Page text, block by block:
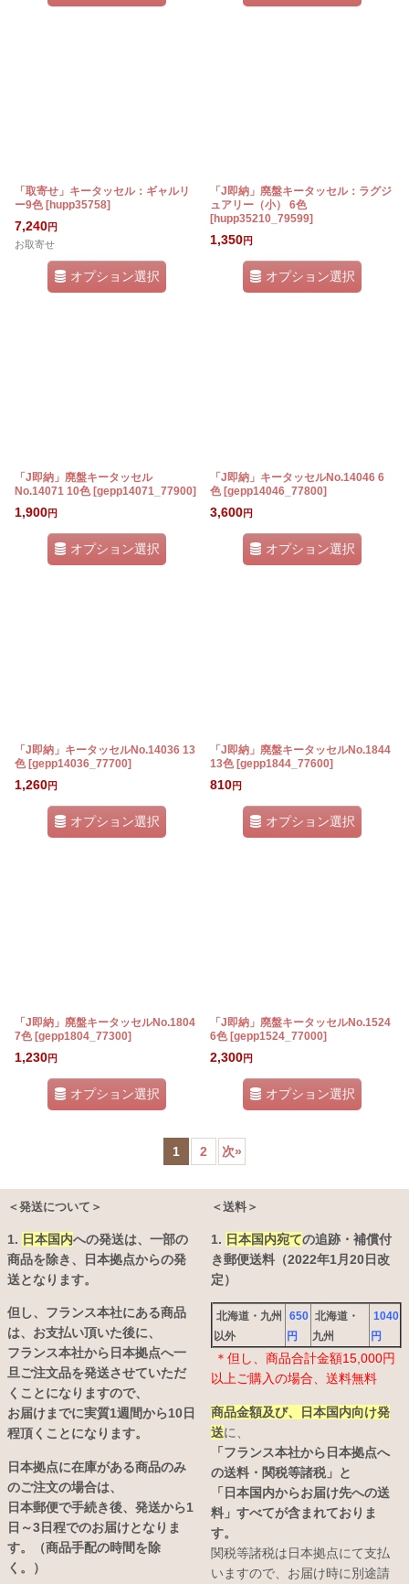
「取寄せ」キータッセル：ギャルリ
ー9色 [hupp35758]
7,240円
お取寄せ
オプション選択
「J即納」廃盤キータッセル：ラグジ
ュアリー（小） 6色
[hupp35210_79599]
1,350円
オプション選択
「J即納」廃盤キータッセル
No.14071 10色 [gepp14071_77900]
1,900円
オプション選択
「J即納」キータッセルNo.14046 6
色 [gepp14046_77800]
3,600円
オプション選択
「J即納」キータッセルNo.14036 13
色 [gepp14036_77700]
1,260円
オプション選択
「J即納」廃盤キータッセルNo.1844
13色 [gepp1844_77600]
810円
オプション選択
「J即納」廃盤キータッセルNo.1804
7色 [gepp1804_77300]
1,230円
オプション選択
「J即納」廃盤キータッセルNo.1524
6色 [gepp1524_77000]
2,300円
オプション選択
1 2 次»
＜発送について＞
1. 日本国内への発送は、 一部の
商品を除き、日本拠点からの発
送となります。
但し、フランス本社にある商品
は、お支払い頂いた後に、
フランス本社から日本拠点へ一
旦ご注文品を発送させていただ
くことになりますので、
お届けまでに実質1週間から10日
程頂くことになります。
日本拠点に在庫がある商品のみ
のご注文の場合は、
日本郵便で手続き後、発送から1
日～3日程でのお届けとなりま
す。（商品手配の時間を除
く。）
＜送料＞
1. 日本国内宛ての追跡・補償付
き郵便送料（2022年1月20日改
定）
北海道・九州
以外
650
円
北海道・
九州
1040
円
＊但し、商品合計金額15,000円
以上ご購入の場合、送料無料
商品金額及び、日本国内向け発
送に、
「フランス本社から日本拠点へ
の送料・関税等諸税」と
「日本国内からお届け先への送
料」すべてが含まれておりま
す。
関税等諸税は日本拠点にて支払
いますので、お届け時に別途請